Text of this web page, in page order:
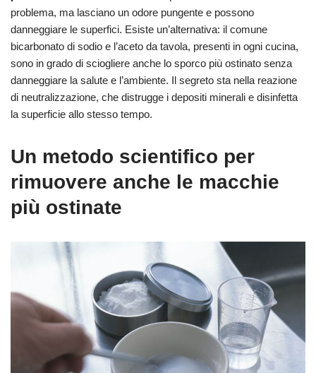
problema, ma lasciano un odore pungente e possono
danneggiare le superfici. Esiste un’alternativa: il comune
bicarbonato di sodio e l’aceto da tavola, presenti in ogni cucina,
sono in grado di sciogliere anche lo sporco più ostinato senza
danneggiare la salute e l’ambiente. Il segreto sta nella reazione
di neutralizzazione, che distrugge i depositi minerali e disinfetta
la superficie allo stesso tempo.
Un metodo scientifico per
rimuovere anche le macchie
più ostinate